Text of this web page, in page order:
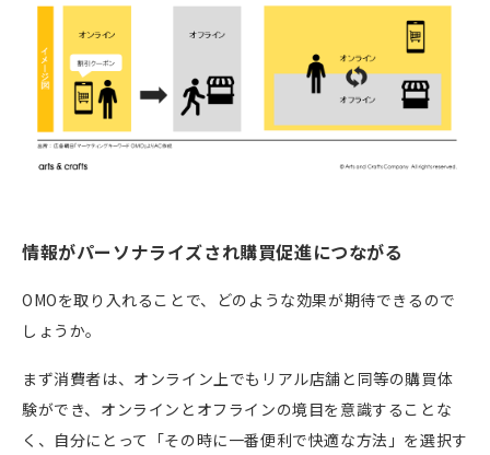
情報がパーソナライズされ購買促進につながる
OMOを取り入れることで、どのような効果が期待できるので
しょうか。
まず消費者は、オンライン上でもリアル店舗と同等の購買体
験ができ、オンラインとオフラインの境目を意識することな
く、自分にとって「その時に一番便利で快適な方法」を選択す